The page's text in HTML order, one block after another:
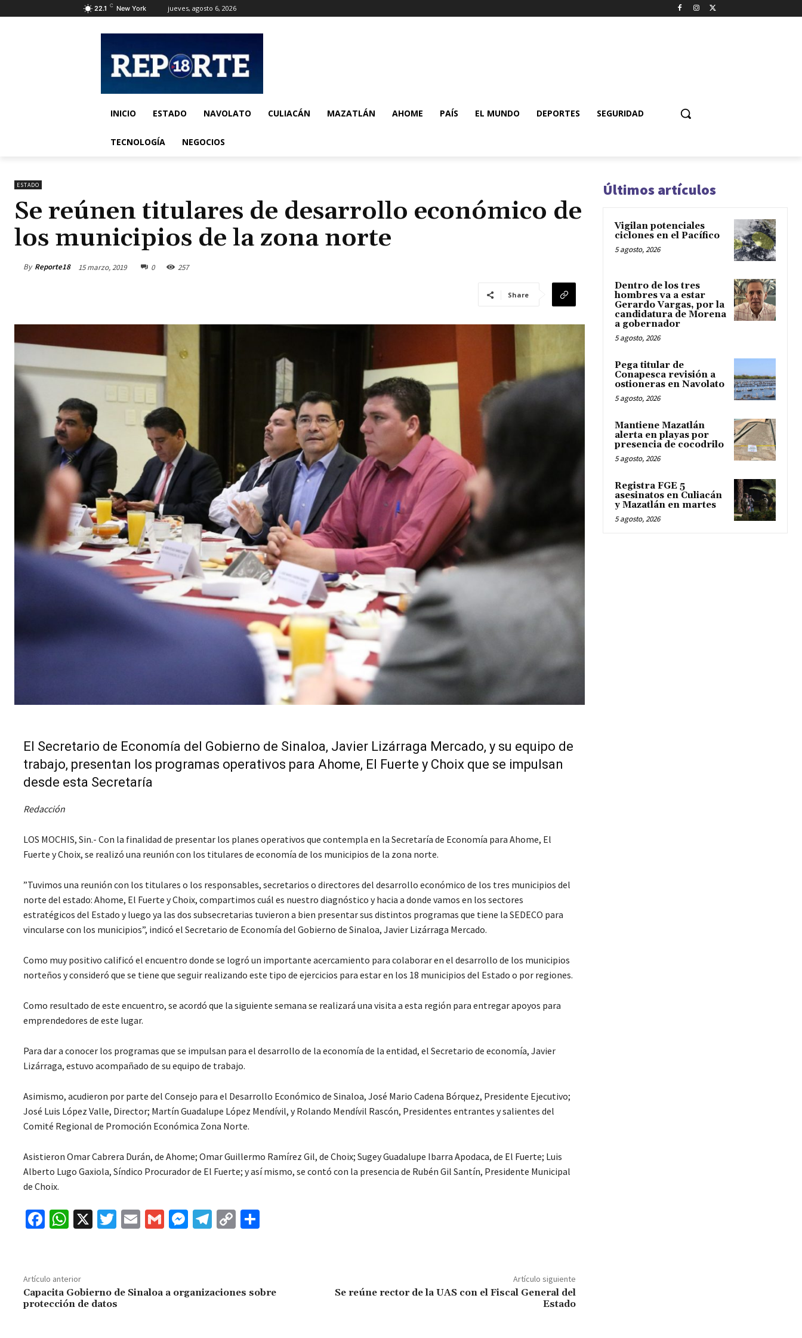
22.1 C New York jueves, agosto 6, 2026
INICIO ESTADO NAVOLATO CULIACÁN MAZATLÁN AHOME PAÍS EL MUNDO DEPORTES SEGURIDAD
TECNOLOGÍA NEGOCIOS
ESTADO
Se reúnen titulares de desarrollo económico de
los municipios de la zona norte
By Reporte18 15 marzo, 2019 0 257
Share
El Secretario de Economía del Gobierno de Sinaloa, Javier Lizárraga Mercado, y su equipo de
trabajo, presentan los programas operativos para Ahome, El Fuerte y Choix que se impulsan
desde esta Secretaría
Redacción
LOS MOCHIS, Sin.- Con la finalidad de presentar los planes operativos que contempla en la Secretaría de Economía para Ahome, El
Fuerte y Choix, se realizó una reunión con los titulares de economía de los municipios de la zona norte.
”Tuvimos una reunión con los titulares o los responsables, secretarios o directores del desarrollo económico de los tres municipios del
norte del estado: Ahome, El Fuerte y Choix, compartimos cuál es nuestro diagnóstico y hacia a donde vamos en los sectores
estratégicos del Estado y luego ya las dos subsecretarias tuvieron a bien presentar sus distintos programas que tiene la SEDECO para
vincularse con los municipios”, indicó el Secretario de Economía del Gobierno de Sinaloa, Javier Lizárraga Mercado.
Como muy positivo calificó el encuentro donde se logró un importante acercamiento para colaborar en el desarrollo de los municipios
norteños y consideró que se tiene que seguir realizando este tipo de ejercicios para estar en los 18 municipios del Estado o por regiones.
Como resultado de este encuentro, se acordó que la siguiente semana se realizará una visita a esta región para entregar apoyos para
emprendedores de este lugar.
Para dar a conocer los programas que se impulsan para el desarrollo de la economía de la entidad, el Secretario de economía, Javier
Lizárraga, estuvo acompañado de su equipo de trabajo.
Asimismo, acudieron por parte del Consejo para el Desarrollo Económico de Sinaloa, José Mario Cadena Bórquez, Presidente Ejecutivo;
José Luis López Valle, Director; Martín Guadalupe López Mendívil, y Rolando Mendívil Rascón, Presidentes entrantes y salientes del
Comité Regional de Promoción Económica Zona Norte.
Asistieron Omar Cabrera Durán, de Ahome; Omar Guillermo Ramírez Gil, de Choix; Sugey Guadalupe Ibarra Apodaca, de El Fuerte; Luis
Alberto Lugo Gaxiola, Síndico Procurador de El Fuerte; y así mismo, se contó con la presencia de Rubén Gil Santín, Presidente Municipal
de Choix.
Fa
o
o
k
W
sA
p
p
X
T
E
G
M
ge
Te
m
C
Li ar
Artículo anterior
Capacita Gobierno de Sinaloa a organizaciones sobre
protección de datos
Artículo siguiente
Se reúne rector de la UAS con el Fiscal General del
Estado
Últimos artículos
Vigilan potenciales
ciclones en el Pacífico
5 agosto, 2026
Dentro de los tres
hombres va a estar
Gerardo Vargas, por la
candidatura de Morena
a gobernador
5 agosto, 2026
Pega titular de
Conapesca revisión a
ostioneras en Navolato
5 agosto, 2026
Mantiene Mazatlán
alerta en playas por
presencia de cocodrilo
5 agosto, 2026
Registra FGE 5
asesinatos en Culiacán
y Mazatlán en martes
5 agosto, 2026